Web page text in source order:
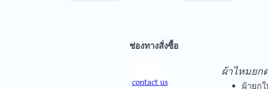
ช่องทางสั่งซื้อ
contact us
ผ้าไหมยก
ผ้ายก